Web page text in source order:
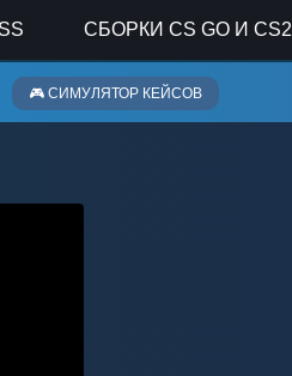
СБОРКИ CS GO И CS2
🎮 СИМУЛЯТОР КЕЙСОВ